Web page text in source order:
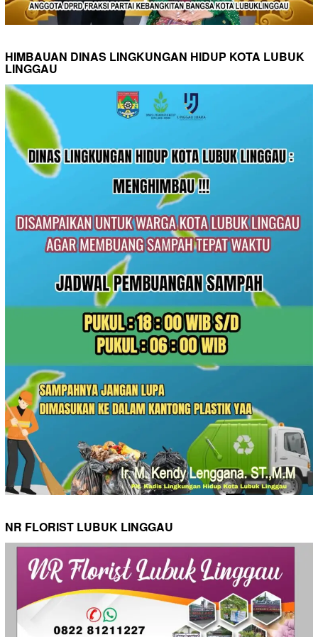
HIMBAUAN DINAS LINGKUNGAN HIDUP KOTA LUBUK
LINGGAU
NR FLORIST LUBUK LINGGAU